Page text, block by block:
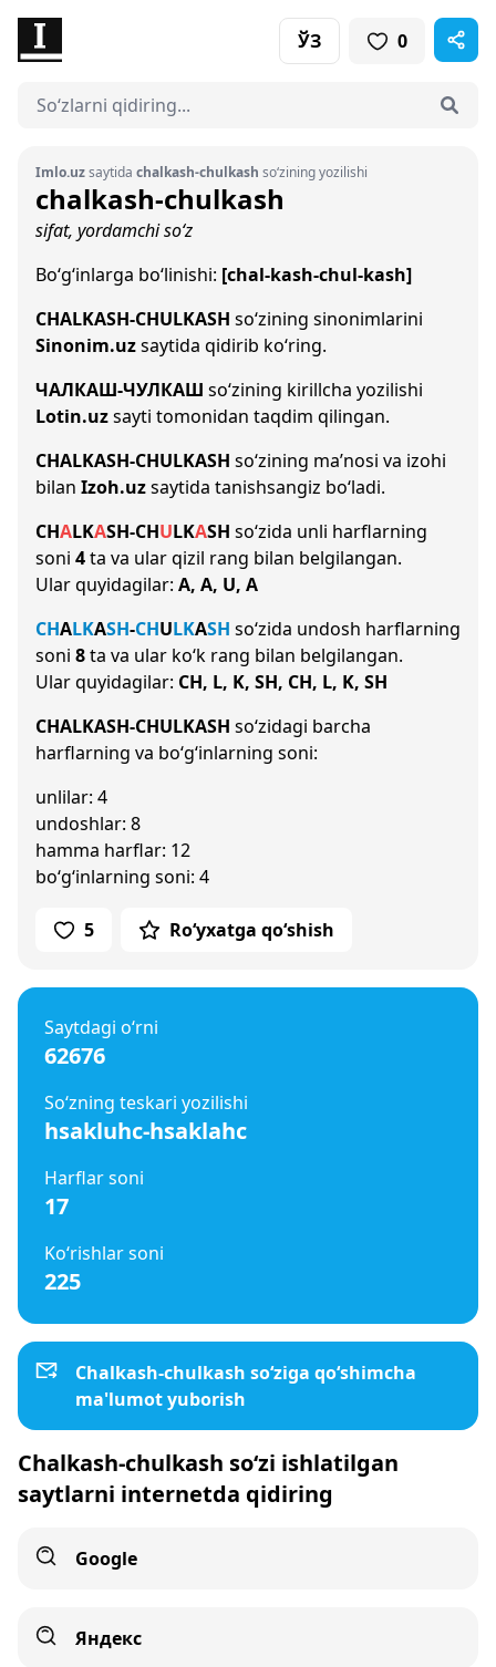
ЎЗ 0
Imlo.uzsaytida chalkash-chulkash so‘zining yozilishi
chalkash-chulkash
sifat, yordamchi so‘z
Bo‘g‘inlarga bo‘linishi: [chal-kash-chul-kash]
CHALKASH-CHULKASH so‘zining sinonimlarini
Sinonim.uzsaytida qidirib ko‘ring.
ЧАЛКАШ-ЧУЛКАШ so‘zining kirillcha yozilishi
Lotin.uzsayti tomonidan taqdim qilingan.
CHALKASH-CHULKASH so‘zining ma’nosi va izohi
bilan Izoh.uzsaytida tanishsangiz bo‘ladi.
CHALKASH-CHULKASH so‘zida unli harflarning
soni 4ta va ular qizil rang bilan belgilangan.
Ular quyidagilar: A, A, U, A
CHALKASH-CHULKASH so‘zida undosh harflarning
soni 8ta va ular ko‘k rang bilan belgilangan.
Ular quyidagilar: CH, L, K, SH, CH, L, K, SH
CHALKASH-CHULKASH so‘zidagi barcha
harflarning va bo‘g‘inlarning soni:
unlilar: 4
undoshlar: 8
hamma harflar: 12
bo‘g‘inlarning soni: 4
5 Ro‘yxatga qo‘shish
Saytdagi o‘rni
62676
So‘zning teskari yozilishi
hsakluhc-hsaklahc
Harflar soni
17
Ko‘rishlar soni
225
Chalkash-chulkash so‘ziga qo‘shimcha
ma'lumot yuborish
Chalkash-chulkash so‘zi ishlatilgan
saytlarni internetda qidiring
Google
Яндекс